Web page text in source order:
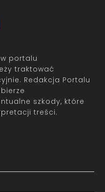
portalu
traktować
Redakcja Portalu
szkody, które
treści.